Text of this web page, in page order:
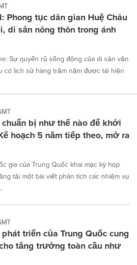
Phong tục dân gian Huệ Châu
di sản nông thôn trong ánh
Sự quyến rũ sống động của di sản văn
có lịch sử hàng trăm năm được tái hiện
chuẩn bị như thế nào để khởi
hoạch 5 năm tiếp theo, mở ra
gia của Trung Quốc khai mạc kỳ họp
tải một bài viết phân tích các nhiệm vụ
triển của Trung Quốc cung
tăng trưởng toàn cầu như